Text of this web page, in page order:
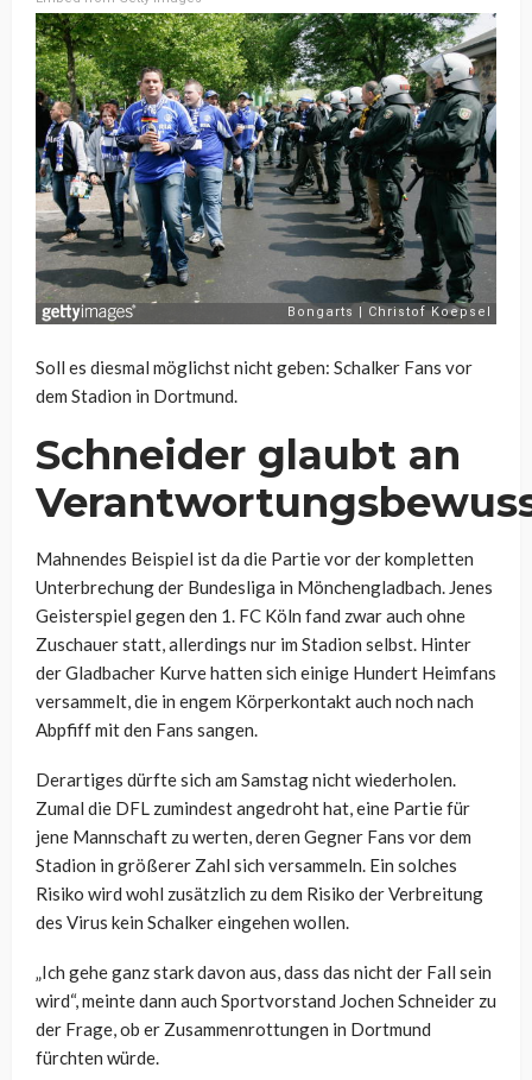
Soll es diesmal möglichst nicht geben: Schalker Fans vor
dem Stadion in Dortmund.
Schneider glaubt an
Mahnendes Beispiel ist da die Partie vor der kompletten
Unterbrechung der Bundesliga in Mönchengladbach. Jenes
Geisterspiel gegen den 1. FC Köln fand zwar auch ohne
Zuschauer statt, allerdings nur im Stadion selbst. Hinter
der Gladbacher Kurve hatten sich einige Hundert Heimfans
versammelt, die in engem Körperkontakt auch noch nach
Abpfiff mit den Fans sangen.
Derartiges dürfte sich am Samstag nicht wiederholen.
Zumal die DFL zumindest angedroht hat, eine Partie für
jene Mannschaft zu werten, deren Gegner Fans vor dem
Stadion in größerer Zahl sich versammeln. Ein solches
Risiko wird wohl zusätzlich zu dem Risiko der Verbreitung
des Virus kein Schalker eingehen wollen.
„Ich gehe ganz stark davon aus, dass das nicht der Fall sein
wird“, meinte dann auch Sportvorstand Jochen Schneider zu
der Frage, ob er Zusammenrottungen in Dortmund
fürchten würde.